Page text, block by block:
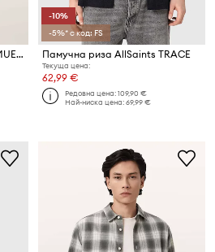
Памучна риза AllSaints SAMUEL
-10%
-5%* с код: FS
Памучна риза AllSaints TRACE
Текуща цена:
62,99 €
Редовна цена:109,90 €
Най-ниска цена:69,99 €